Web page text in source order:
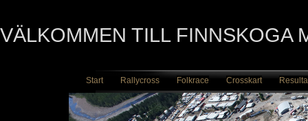
VÄLKOMMEN TILL FINNSKOGA
Start Rallycross Folkrace Crosskart